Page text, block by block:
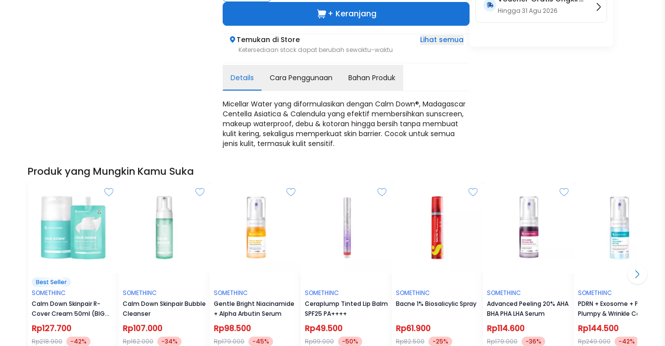
+ Keranjang
Temukan di Store Lihat semua
Ketersediaan stock dapat berubah sewaktu-waktu
Details Cara Penggunaan Bahan Produk
Micellar Water yang diformulasikan dengan Calm Down®, Madagascar
Centella Asiatica & Calendula yang efektif membersihkan sunscreen,
makeup waterproof, debu & kotoran hingga bersih tanpa membuat
kulit kering, sekaligus memperkuat skin barrier. Cocok untuk semua
jenis kulit, termasuk kulit sensitif.
15RB (Only on Website)
Hingga31 Agu 2026
Produk yang Mungkin Kamu Suka
SOMETHINC
Calm Down Skinpair R-
Cover Cream 50ml (BIG
SIZE)
Rp127.700
Rp218.900 -42%
SOMETHINC
Calm Down Skinpair Bubble
Cleanser
Rp107.000
Rp162.000 -34%
SOMETHINC
Gentle Bright Niacinamide
+ Alpha Arbutin Serum
Rp98.500
Rp179.000 -45%
SOMETHINC
Ceraplump Tinted Lip Balm
SPF25 PA++++
Rp49.500
Rp99.000 -50%
SOMETHINC
Bacne 1% Biosalicylic Spray
Rp61.900
Rp82.500 -25%
SOMETHINC
Advanced Peeling 20% AHA
BHA PHA LHA Serum
Rp114.600
Rp179.000 -36%
SOMETHINC
PDRN + Exosome + Peptide
Plumpy & Wrinkle Care
Serum
Rp144.500
Rp249.000 -42%